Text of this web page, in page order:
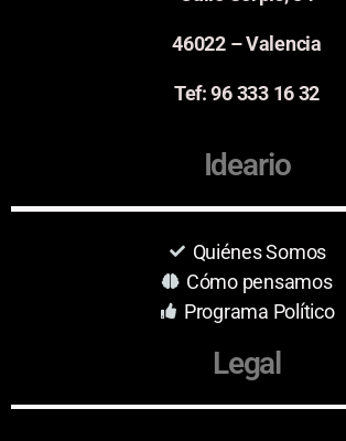
46022 – Valencia
Tef: 96 333 16 32
Ideario
Quiénes Somos
Cómo pensamos
Programa Político
Legal